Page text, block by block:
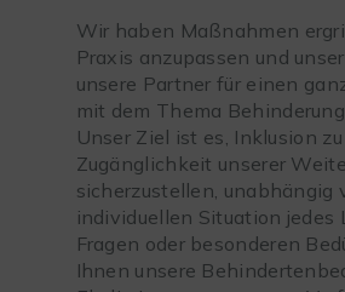
Wir haben Maßnahmen
Praxis anzupassen und
unsere Partner für einen
mit dem Thema
Unser Ziel ist es, Inklusion
Zugänglichkeit unserer
sicherzustellen, unabhängig
individuellen Situation jedes
Fragen oder besonderen
Ihnen unsere